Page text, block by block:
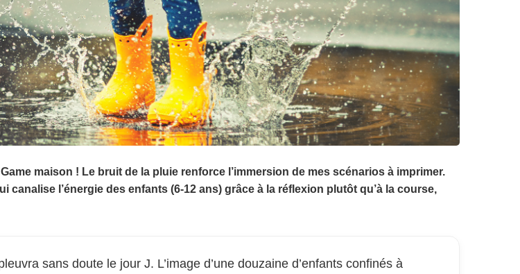
maison ! Le bruit de la pluie renforce l’immersion de mes scénarios à imprimer.
l’énergie des enfants (6-12 ans) grâce à la réflexion plutôt qu’à la course,
sans doute le jour J. L’image d’une douzaine d’enfants confinés à